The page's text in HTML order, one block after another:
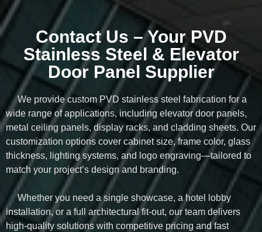
Contact Us – Your PVD
Stainless Steel & Elevator
Door Panel Supplier
We provide custom PVD stainless steel fabrication for a
wide range of applications, including elevator door panels,
metal ceiling panels, display racks, and cladding sheets. Our
customization options cover cabinet size, frame color, glass
thickness, lighting systems, and logo engraving—tailored to
match your project’s design and branding.
Whether you need a single showcase, a hotel lobby
installation, or a full architectural fit-out, our team delivers
high-quality solutions with competitive pricing and fast